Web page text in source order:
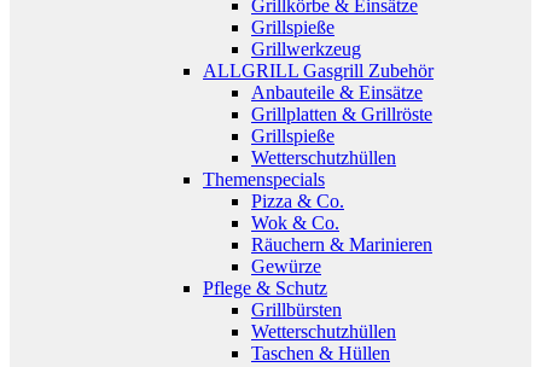
Grillkörbe & Einsätze
Grillspieße
Grillwerkzeug
ALLGRILL Gasgrill Zubehör
Anbauteile & Einsätze
Grillplatten & Grillröste
Grillspieße
Wetterschutzhüllen
Themenspecials
Pizza & Co.
Wok & Co.
Räuchern & Marinieren
Gewürze
Pflege & Schutz
Grillbürsten
Wetterschutzhüllen
Taschen & Hüllen